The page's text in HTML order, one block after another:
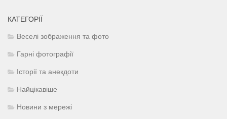
КАТЕГОРІЇ
Веселі зображення та фото
Гарні фотографії
Історії та анекдоти
Найцікавіше
Новини з мережі